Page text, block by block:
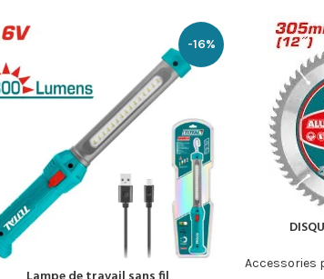
Accessories
-16%
إضافة إلى السلة